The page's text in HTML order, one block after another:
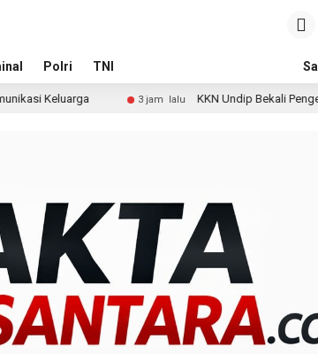
Polri TNI
3 jam lalu KKN Undip Bekali Pengelola BUMDes